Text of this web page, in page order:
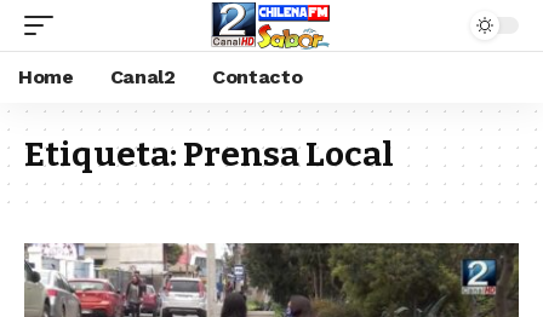
Home Canal2 Contacto
Etiqueta: Prensa Local